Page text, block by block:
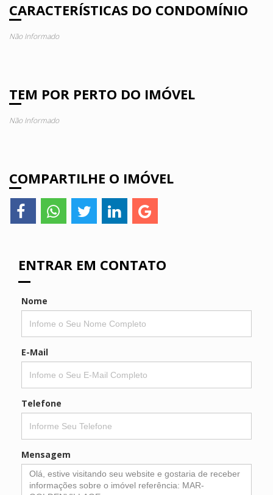
CARACTERÍSTICAS DO CONDOMÍNIO
Não Informado
TEM POR PERTO DO IMÓVEL
Não Informado
COMPARTILHE O IMÓVEL
ENTRAR EM CONTATO
Nome
E-Mail
Telefone
Mensagem